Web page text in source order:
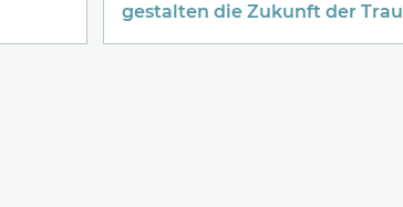
gestalten die Zukunft der